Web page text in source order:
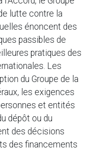
lutte contre la
énoncent des
passibles de
pratiques des
Les
du Groupe de la
les exigences
et entités
dépôt ou du
des décisions
des financements